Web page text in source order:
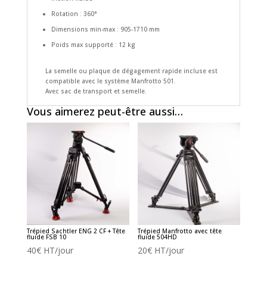
Rotation : 360°
Dimensions min-max : 905-1710 mm
Poids max supporté : 12 kg
La semelle ou plaque de dégagement rapide incluse est
compatible avec le système Manfrotto 501.
Avec sac de transport et semelle.
Vous aimerez peut-être aussi…
Trépied Sachtler ENG 2 CF + Tête
fluide FSB 10
40€HT/jour
Trépied Manfrotto avec tête
fluide 504HD
20€ HT/jour